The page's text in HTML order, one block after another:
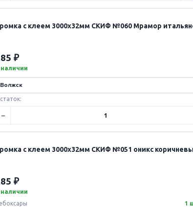
с клеем 3000х32мм СКИФ №060 Мрамор
₽
наличии
с клеем 3000х32мм СКИФ №051 оникс
₽
наличии
1